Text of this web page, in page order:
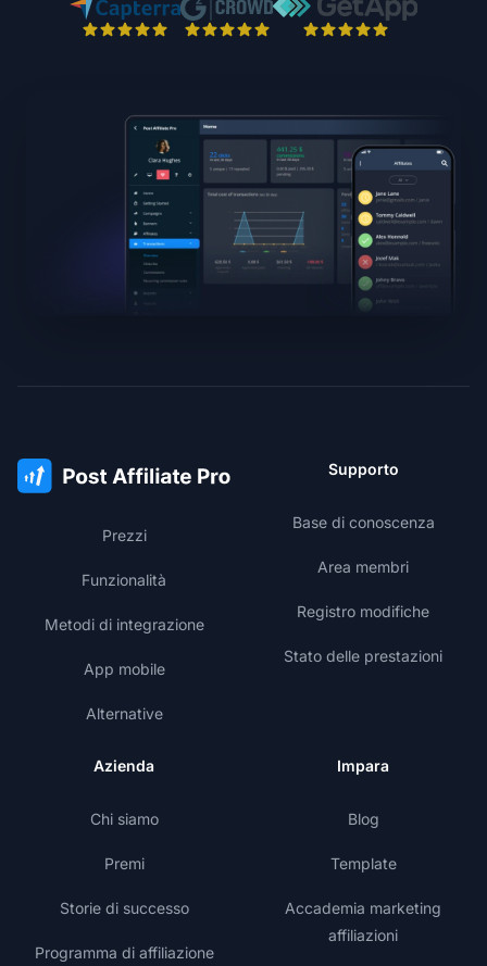
Prezzi
Funzionalità
Metodi di integrazione
App mobile
Alternative
Supporto
Base di conoscenza
Area membri
Registro modifiche
Stato delle prestazioni
Azienda
Chi siamo
Premi
Storie di successo
Programma di affiliazione
Impara
Blog
Template
Accademia marketing
affiliazioni